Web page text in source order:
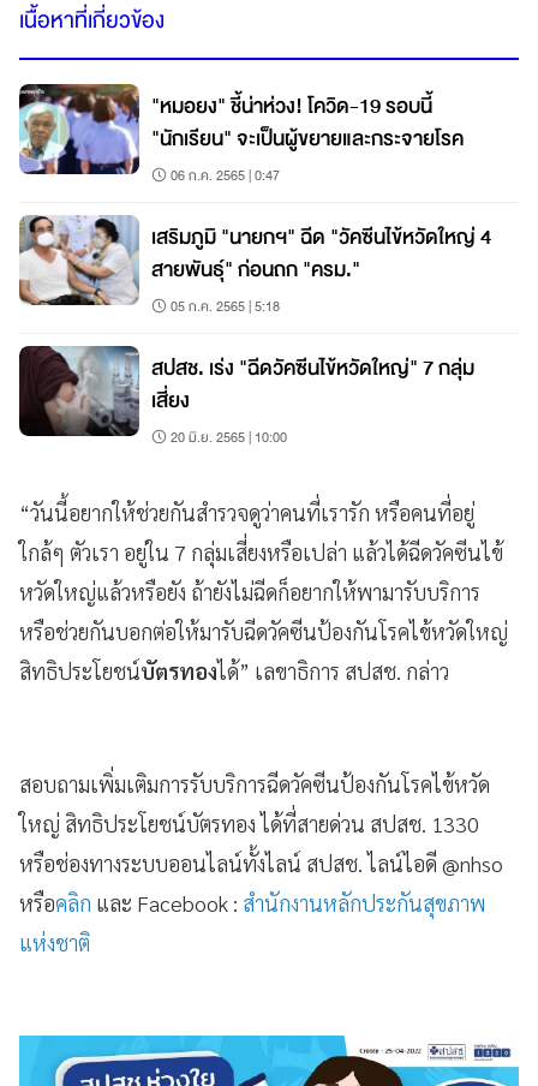
เนื้อหาที่เกี่ยวข้อง
"หมอยง" ชี้น่าห่วง! โควิด-19 รอบนี้
"นักเรียน" จะเป็นผู้ขยายและกระจายโรค
06 ก.ค. 2565 | 0:47
เสริมภูมิ "นายกฯ" ฉีด "วัคซีนไข้หวัดใหญ่ 4
สายพันธุ์" ก่อนถก "ครม."
05 ก.ค. 2565 | 5:18
สปสช. เร่ง "ฉีดวัคซีนไข้หวัดใหญ่" 7 กลุ่ม
เสี่ยง
20 มิ.ย. 2565 | 10:00
“วันนี้อยากให้ช่วยกันสำรวจดูว่าคนที่เรารัก หรือคนที่อยู่
ใกล้ๆ ตัวเรา อยู่ใน 7 กลุ่มเสี่ยงหรือเปล่า แล้วได้ฉีดวัคซีนไข้
หวัดใหญ่แล้วหรือยัง ถ้ายังไม่ฉีดก็อยากให้พามารับบริการ
หรือช่วยกันบอกต่อให้มารับฉีดวัคซีนป้องกันโรคไข้หวัดใหญ่
สิทธิประโยชน์บัตรทองได้” เลขาธิการ สปสช. กล่าว
สอบถามเพิ่มเติมการรับบริการฉีดวัคซีนป้องกันโรคไข้หวัด
ใหญ่ สิทธิประโยชน์บัตรทอง ได้ที่สายด่วน สปสช. 1330
หรือช่องทางระบบออนไลน์ทั้งไลน์ สปสช. ไลน์ไอดี @nhso
หรือคลิก และ Facebook : สำนักงานหลักประกันสุขภาพ
แห่งชาติ